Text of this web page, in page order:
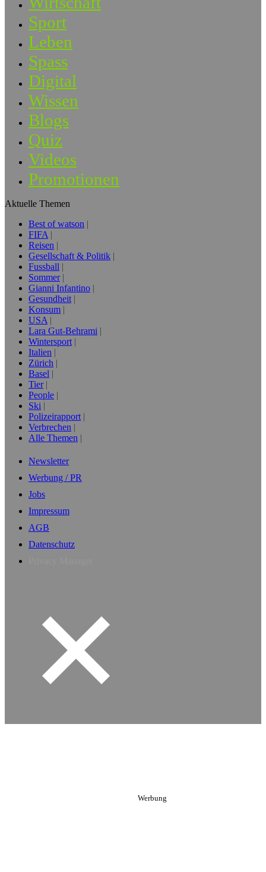
Sport
Leben
Spass
Digital
Wissen
Blogs
Quiz
Videos
Promotionen
Aktuelle Themen
Best of watson
FIFA
Reisen
Gesellschaft & Politik
Fussball
Sommer
Gianni Infantino
Gesundheit
Konsum
USA
Lara Gut-Behrami
Wintersport
Italien
Zürich
Basel
Tier
People
Ski
Polizeirapport
Verbrechen
Alle Themen
Newsletter
Werbung / PR
Jobs
Impressum
AGB
Datenschutz